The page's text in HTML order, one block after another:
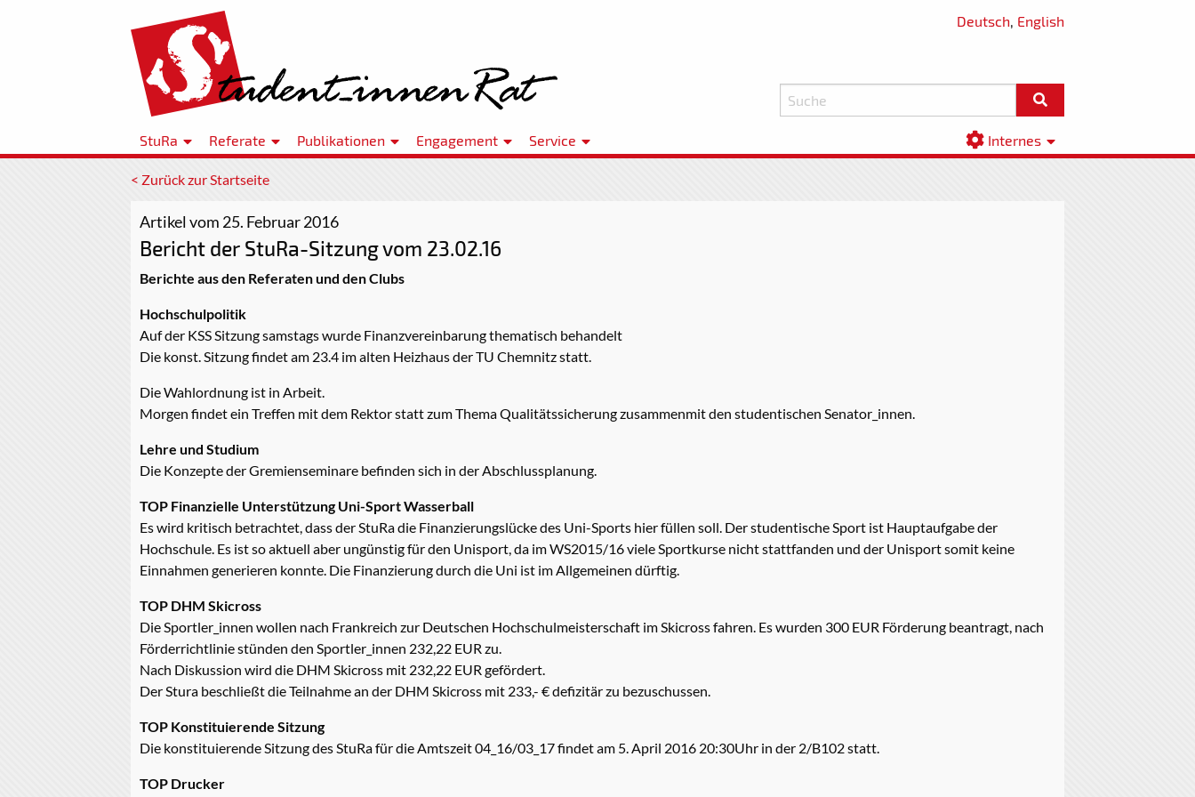
Deutsch, English
StuRa Referate Publikationen Engagement Service Internes
< Zurück zur Startseite
Artikel vom 25. Februar 2016
Bericht der StuRa-Sitzung vom 23.02.16
Berichte aus den Referaten und den Clubs
Hochschulpolitik
Auf der KSS Sitzung samstags wurde Finanzvereinbarung thematisch behandelt
Die konst. Sitzung findet am 23.4 im alten Heizhaus der TU Chemnitz statt.
Die Wahlordnung ist in Arbeit.
Morgen findet ein Treffen mit dem Rektor statt zum Thema Qualitätssicherung zusammenmit den studentischen Senator_innen.
Lehre und Studium
Die Konzepte der Gremienseminare befinden sich in der Abschlussplanung.
TOP Finanzielle Unterstützung Uni-Sport Wasserball
Es wird kritisch betrachtet, dass der StuRa die Finanzierungslücke des Uni-Sports hier füllen soll. Der studentische Sport ist Hauptaufgabe der
Hochschule. Es ist so aktuell aber ungünstig für den Unisport, da im WS2015/16 viele Sportkurse nicht stattfanden und der Unisport somit keine
Einnahmen generieren konnte. Die Finanzierung durch die Uni ist im Allgemeinen dürftig.
TOP DHM Skicross
Die Sportler_innen wollen nach Frankreich zur Deutschen Hochschulmeisterschaft im Skicross fahren. Es wurden 300 EUR Förderung beantragt, nach
Förderrichtlinie stünden den Sportler_innen 232,22 EUR zu.
Nach Diskussion wird die DHM Skicross mit 232,22 EUR gefördert.
Der Stura beschließt die Teilnahme an der DHM Skicross mit 233,- € defizitär zu bezuschussen.
TOP Konstituierende Sitzung
Die konstituierende Sitzung des StuRa für die Amtszeit 04_16/03_17 findet am 5. April 2016 20:30Uhr in der 2/B102 statt.
TOP Drucker